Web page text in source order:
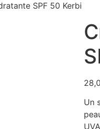
SPF 50 Kerbi
Un